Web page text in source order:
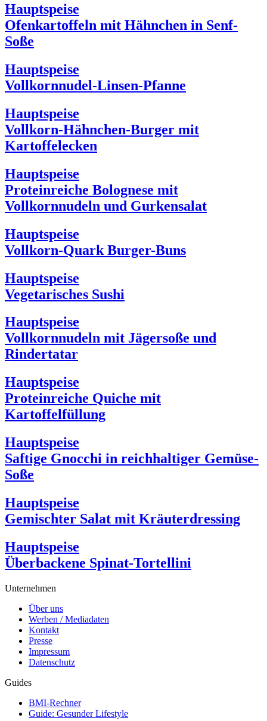
Hauptspeise
Ofenkartoffeln mit Hähnchen in Senf-
Soße
Hauptspeise
Vollkornnudel-Linsen-Pfanne
Hauptspeise
Vollkorn-Hähnchen-Burger mit
Kartoffelecken
Hauptspeise
Proteinreiche Bolognese mit
Vollkornnudeln und Gurkensalat
Hauptspeise
Vollkorn-Quark Burger-Buns
Hauptspeise
Vegetarisches Sushi
Hauptspeise
Vollkornnudeln mit Jägersoße und
Rindertatar
Hauptspeise
Proteinreiche Quiche mit
Kartoffelfüllung
Hauptspeise
Saftige Gnocchi in reichhaltiger Gemüse-
Soße
Hauptspeise
Gemischter Salat mit Kräuterdressing
Hauptspeise
Überbackene Spinat-Tortellini
Unternehmen
Über uns
Werben / Mediadaten
Kontakt
Presse
Impressum
Datenschutz
Guides
BMI-Rechner
Guide: Gesunder Lifestyle